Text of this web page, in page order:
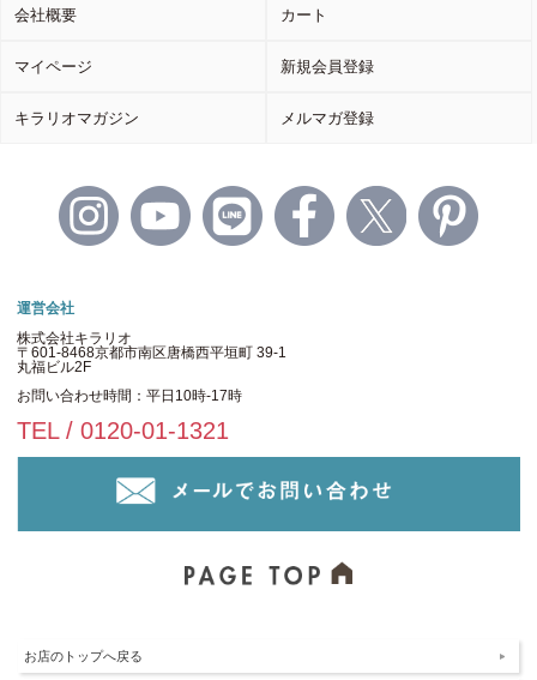
会社概要 カート
マイページ 新規会員登録
キラリオマガジン メルマガ登録
運営会社
株式会社キラリオ
〒601-8468京都市南区唐橋西平垣町 39-1
丸福ビル2F
お問い合わせ時間：平日10時-17時
TEL / 0120-01-1321
お店のトップへ戻る